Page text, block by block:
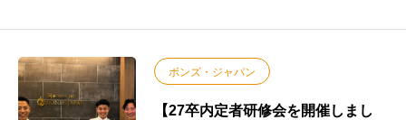
ボンズ・ジャパン
【27卒内定者研修会を開催しまし